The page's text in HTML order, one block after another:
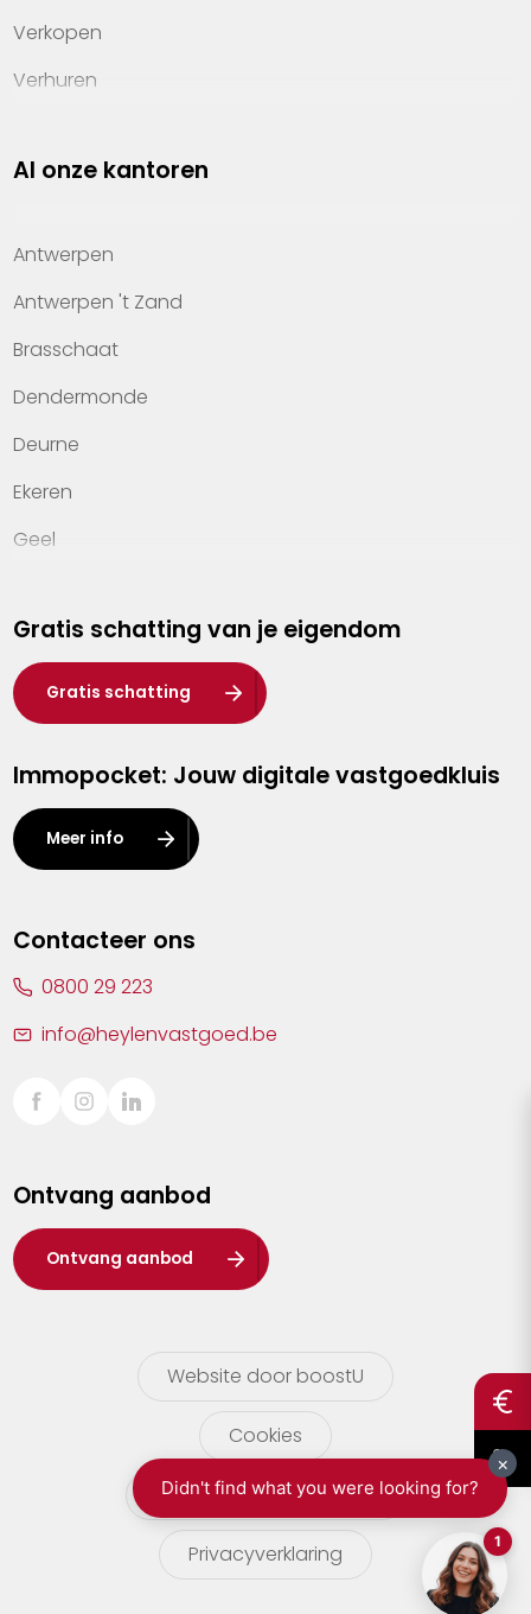
Verkopen
Verhuren
Property management
Kennis van wonen
Kantoren
Veelgestelde vragen
Werken bij Heylen Vastgoed
Contact
Al onze kantoren
Antwerpen
Antwerpen 't Zand
Brasschaat
Dendermonde
Deurne
Ekeren
Geel
Hasselt
Heist-op-den-Berg
Herentals
Kalmthout
Leuven
Lier
Sint-Truiden
Waasland
Wuustwezel
Zoersel
Gratis schatting van je eigendom
Gratis schatting
Immopocket: Jouw digitale vastgoedkluis
Meer info
Contacteer ons
0800 29 223
info@heylenvastgoed.be
Ontvang aanbod
Ontvang aanbod
Website door boostU
Cookies
gebruikersvoorwaarden
Privacyverklaring